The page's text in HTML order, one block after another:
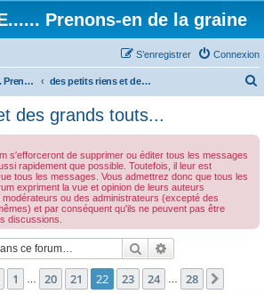
Prenons-en de la graine
Connexion
S’enregistrer
ICI L'ON SÈME... Prenons-en de la graine! des petits riens et des grands touts...
des grands touts...
s'efforceront de supprimer ou éditer tous les messages
rapidement que possible. Toutefois, il leur est
tous les messages. Vous admettrez donc que tous les
expriment la vue et opinion de leurs auteurs
ou des administrateurs (excepté des
et par conséquent qu'ils ne peuvent pas être
discussions.
Rechercher
22 sur 28
Précédente
1 20 21 22 23 24 28